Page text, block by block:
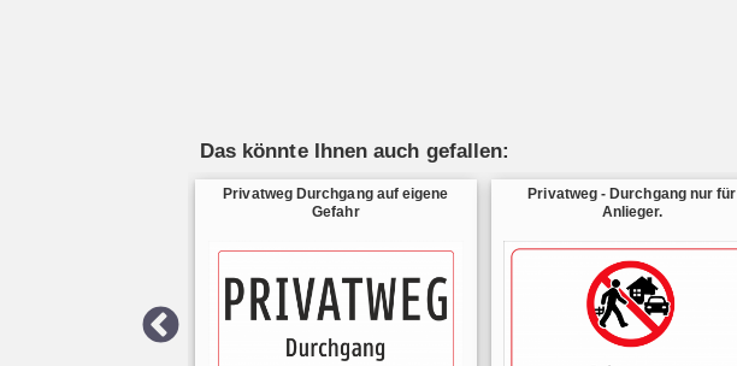
Das könnte Ihnen auch gefallen:
Privatweg Durchgang auf eigene
Gefahr
Privatweg - Durchgang nur für
Anlieger.